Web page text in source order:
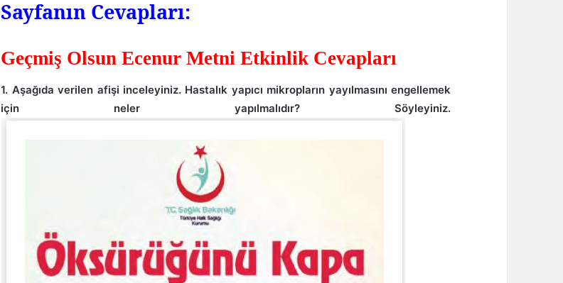
Sayfanın Cevapları:
Geçmiş Olsun Ecenur Metni Etkinlik Cevapları
1. Aşağıda verilen afişi inceleyiniz. Hastalık yapıcı mikropların yayılmasını engellemek
için neler yapılmalıdır? Söyleyiniz.